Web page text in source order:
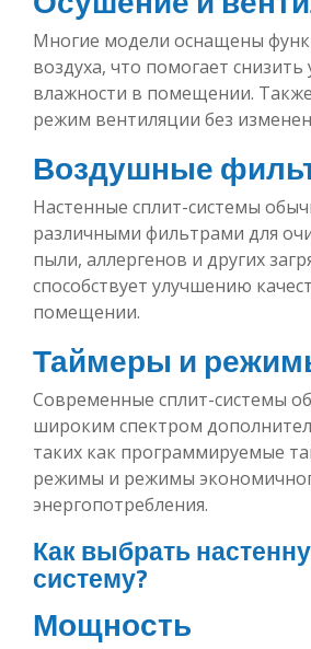
Многие модели оснащены
воздуха, что помогает снизить
влажности в помещении.
режим вентиляции без
Воздушные
Настенные сплит-системы
различными фильтрами для
пыли, аллергенов и других
способствует улучшению
помещении.
Таймеры и
Современные сплит-системы
широким спектром
таких как программируемые
режимы и режимы
энергопотребления.
Как выбрать
систему?
Мощность